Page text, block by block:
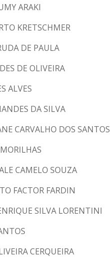
ARAKI
KRETSCHMER
DE PAULA
DE OLIVEIRA
ALVES
DA SILVA
CARVALHO DOS SANTOS
CAMELO SOUZA
FACTOR FARDIN
SILVA LORENTINI
CERQUEIRA